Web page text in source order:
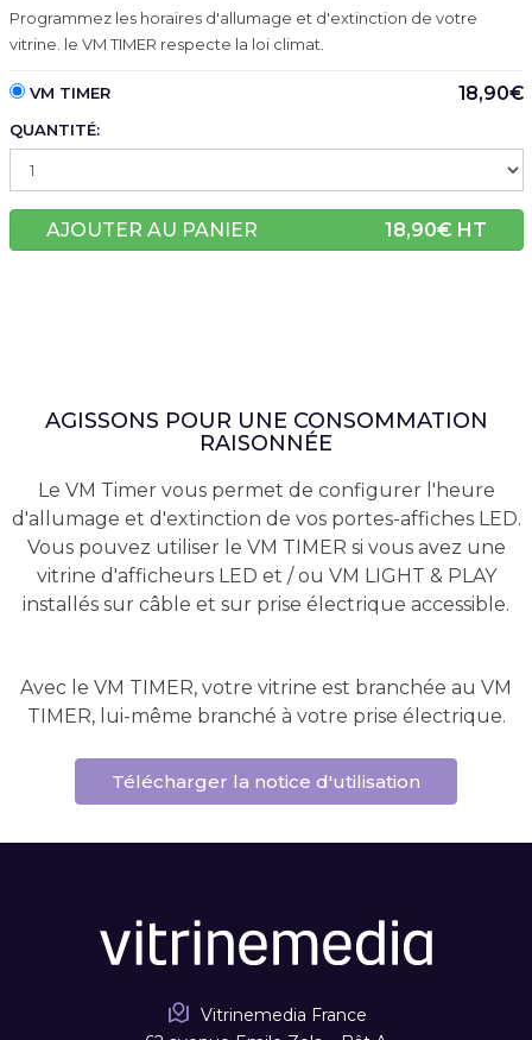
Programmez les horaires d'allumage et d'extinction de votre
vitrine. le VM TIMER respecte la loi climat.
18,90€
VM TIMER
QUANTITÉ:
18,90€ HT
AJOUTER AU PANIER
AGISSONS POUR UNE CONSOMMATION
RAISONNÉE
Le VM Timer vous permet de configurer l'heure
d'allumage et d'extinction de vos portes-affiches LED.
Vous pouvez utiliser le VM TIMER si vous avez une
vitrine d'afficheurs LED et / ou VM LIGHT & PLAY
installés sur câble et sur prise électrique accessible.
Avec le VM TIMER, votre vitrine est branchée au VM
TIMER, lui-même branché à votre prise électrique.
Télécharger la notice d'utilisation
Vitrinemedia France